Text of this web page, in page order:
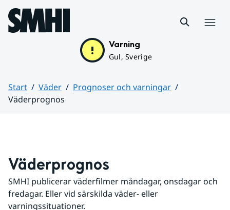
Hoppa till sidans innehåll
Varning
Gul, Sverige
Start Väder
Prognoser och varningar
Väderprognos
Väderprognos
SMHI publicerar väderfilmer måndagar, onsdagar och
fredagar. Eller vid särskilda väder- eller
varningssituationer.